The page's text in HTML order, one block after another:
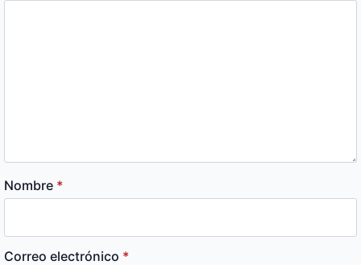
Nombre *
Correo electrónico *